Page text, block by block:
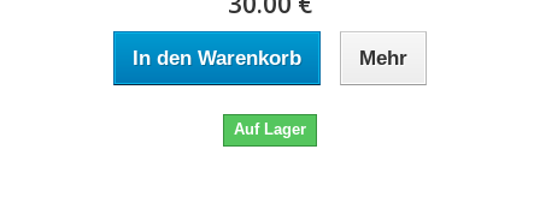
In den Warenkorb Mehr
Auf Lager